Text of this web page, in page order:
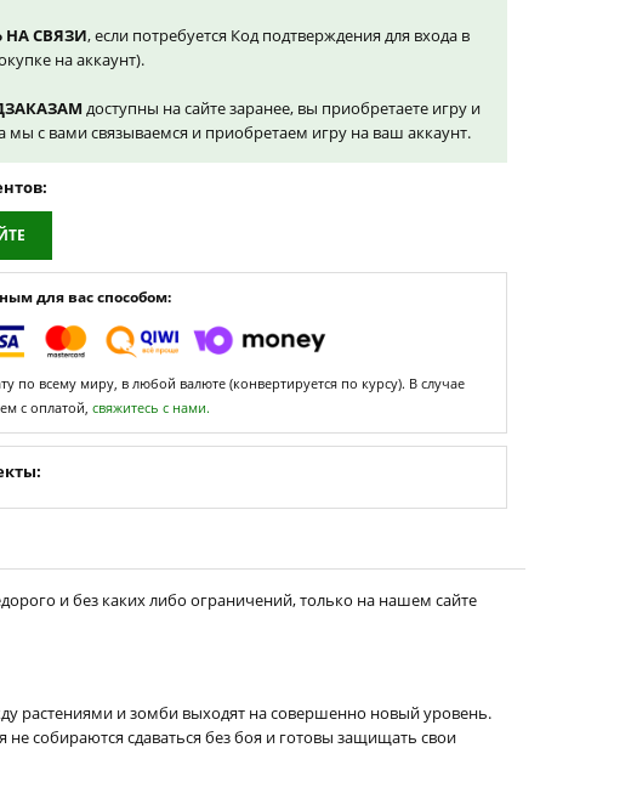
НА СВЯЗИ, если потребуется Код подтверждения для входа в
на аккаунт).
доступны на сайте заранее, вы приобретаете игру и
мы с вами связываемся и приобретаем игру на ваш аккаунт.
для вас способом:
по всему миру, в любой валюте (конвертируется по курсу). В случае
с оплатой, свяжитесь с нами.
и без каких либо ограничений, только на нашем сайте
растениями и зомби выходят на совершенно новый уровень.
собираются сдаваться без боя и готовы защищать свои